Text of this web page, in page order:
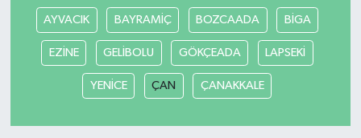
AYVACIK BAYRAMİÇ BOZCAADA BİGA
EZİNE GELİBOLU GÖKÇEADA LAPSEKİ
YENİCE ÇAN ÇANAKKALE